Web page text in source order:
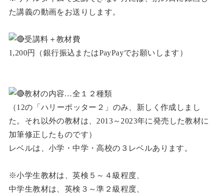
た講義の動画をお送りします。
受講料＋教材費
1,200円（銀行振込またはPayPayでお願いします）
教材の内容…全１２種類
（12の「ハリーポッター２」のみ、新しく作成しまし
た。それ以外の教材は、2013～2023年に発売した教材に
加筆修正したものです）
レベルは、小学・中学・高校の３レベルあります。
※小学生教材は、英検５～４級程度、
中学生教材は、英検３～準２級程度、